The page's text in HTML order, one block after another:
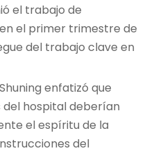
el trabajo de
el primer trimestre de
del trabajo clave en
enfatizó que
hospital deberían
el espíritu de la
del